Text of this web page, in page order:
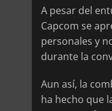
A pesar del
Capcom se
personales y
durante la
Aun así, la
ha hecho que